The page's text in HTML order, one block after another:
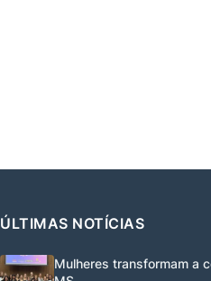
ÚLTIMAS NOTÍCIAS
Mulheres transformam a